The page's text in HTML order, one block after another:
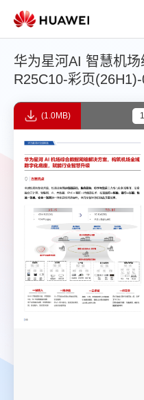
华为星河AI 智慧机
R25C10-彩页
(1.0MB)